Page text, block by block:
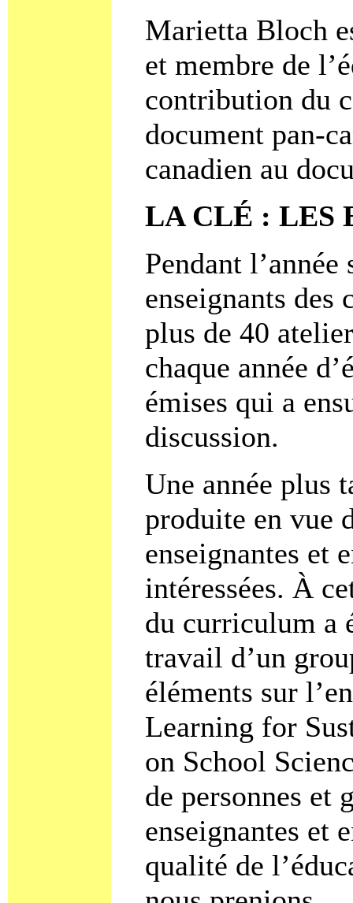
Marietta Bloch
et membre de
contribution du
document pan-
canadien au
LA CLÉ : LES
Pendant
enseignants des
plus de 40
chaque année
émises qui a
discussion.
Une année plus
produite en vue
enseignantes et
intéressées. À
du curriculum a
travail d’un
éléments sur
Learning for
on School
de personnes et
enseignantes et
qualité de